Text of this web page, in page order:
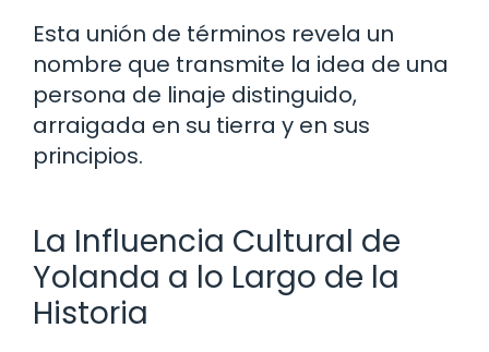
Esta unión de términos revela un
nombre que transmite la idea de una
persona de linaje distinguido,
arraigada en su tierra y en sus
principios.
La Influencia Cultural de
Yolanda a lo Largo de la
Historia